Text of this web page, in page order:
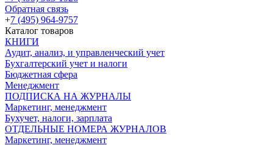
Обратная связь
+7 (495) 964-9757
Каталог товаров
КНИГИ
Аудит, анализ, и управленческий учет
Бухгалтерский учет и налоги
Бюджетная сфера
Менеджмент
ПОДПИСКА НА ЖУРНАЛЫ
Маркетинг, менеджмент
Бухучет, налоги, зарплата
ОТДЕЛЬНЫЕ НОМЕРА ЖУРНАЛОВ
Маркетинг, менеджмент